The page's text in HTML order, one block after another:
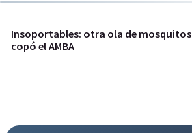
Insoportables: otra ola de mosquitos
copó el AMBA